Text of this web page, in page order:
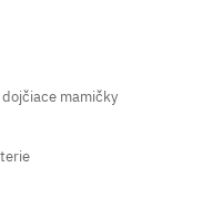
mamičky